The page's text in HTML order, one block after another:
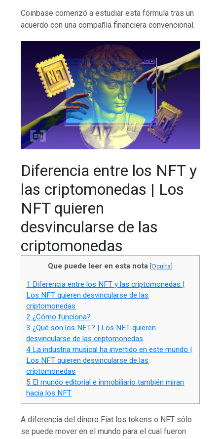
Coinbase comenzó a estudiar esta fórmula tras un
acuerdo con una compañía financiera convencional.
Diferencia entre los NFT y
las criptomonedas | Los
NFT quieren
desvincularse de las
criptomonedas
Que puede leer en esta nota [Oculta]
1 Diferencia entre los NFT y las criptomonedas |
Los NFT quieren desvincularse de las
criptomonedas
2 ¿Cómo funciona?
3 ¿Qué son los NFT? | Los NFT quieren
desvincularse de las criptomonedas
4 La industria musical ha invertido en este mundo |
Los NFT quieren desvincularse de las
criptomonedas
5 El mundo editorial e inmobiliario también miran
hacia los NFT
A diferencia del dinero Fíat los tokens o NFT sólo
se puede mover en el mundo para el cual fueron